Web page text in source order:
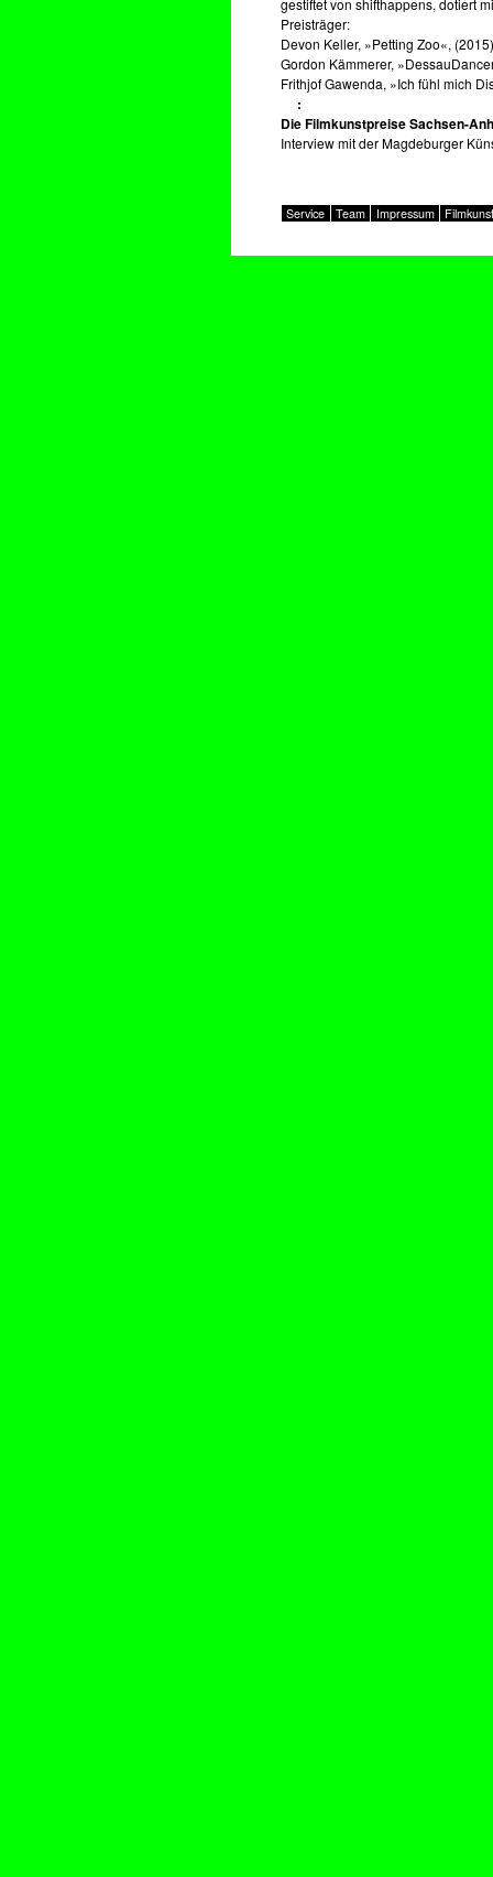
Preisträger:
Devon Keller, »Petting Zoo«, (2015)
Gordon Kämmerer,
Frithjof Gawenda, »Ich fühl mich
Die Filmkunstpreise Sachsen-
Interview mit der Magdeburger
Service Team Impressum